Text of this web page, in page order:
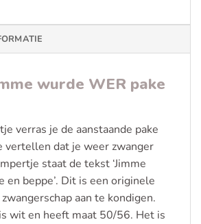
wurde WER pake
verras je de aanstaande pake
vertellen dat je weer zwanger
staat de tekst ‘Jimme
en beppe’. Dit is een originele
aan te kondigen.
wit en heeft maat 50/56. Het is